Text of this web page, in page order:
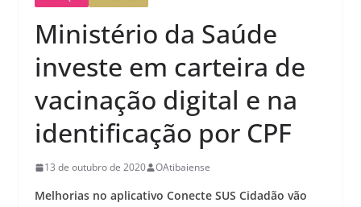
Ministério da Saúde
investe em carteira de
vacinação digital e na
identificação por CPF
13 de outubro de 2020 OAtibaiense
Melhorias no aplicativo Conecte SUS Cidadão vão